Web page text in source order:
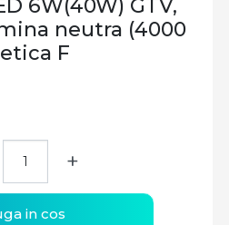
6W(40W) GTV,
neutra (4000
F
+
in cos